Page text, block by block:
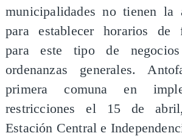
municipalidades no tienen la
para establecer horarios de
para este tipo de
ordenanzas generales.
primera comuna en
restricciones el 15 de
Estación Central e